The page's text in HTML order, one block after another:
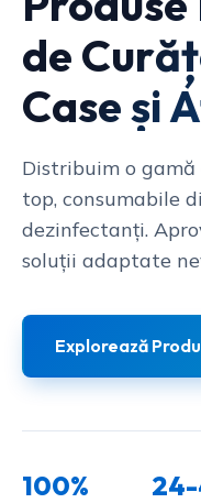
de
Case și
Distribuim o
top, consumabile
dezinfectanți.
soluții adaptate
Explorează
100%